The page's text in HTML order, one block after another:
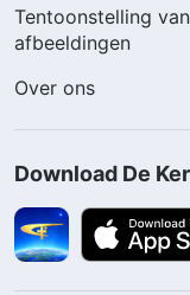
Tentoonstelling van
afbeeldingen
Over ons
Download De